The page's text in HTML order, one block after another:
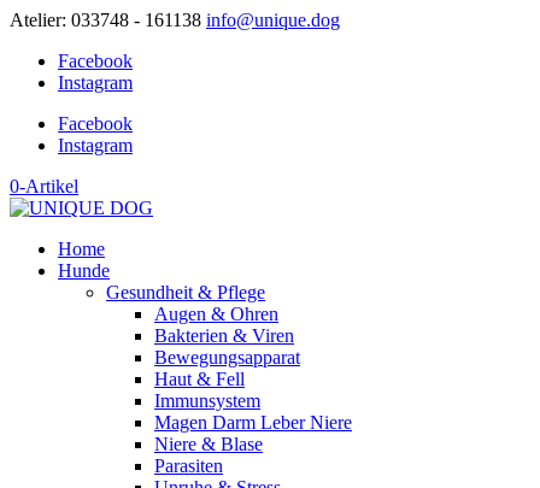
Atelier: 033748 - 161138 info@unique.dog
Facebook
Instagram
Facebook
Instagram
0-Artikel
Home
Hunde
Gesundheit & Pflege
Augen & Ohren
Bakterien & Viren
Bewegungsapparat
Haut & Fell
Immunsystem
Magen Darm Leber Niere
Niere & Blase
Parasiten